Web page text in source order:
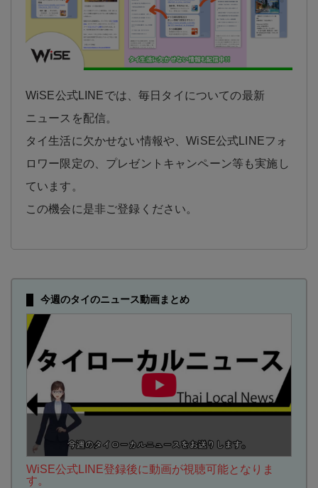
WiSE公式LINEでは、毎日タイについての最新
ニュースを配信。
タイ生活に欠かせない情報や、WiSE公式LINEフォ
ロワー限定の、プレゼントキャンペーン等も実施し
ています。
この機会に是非ご登録ください。
今週のタイのニュース動画まとめ
WiSE公式LINE登録後に動画が視聴可能となりま
す。